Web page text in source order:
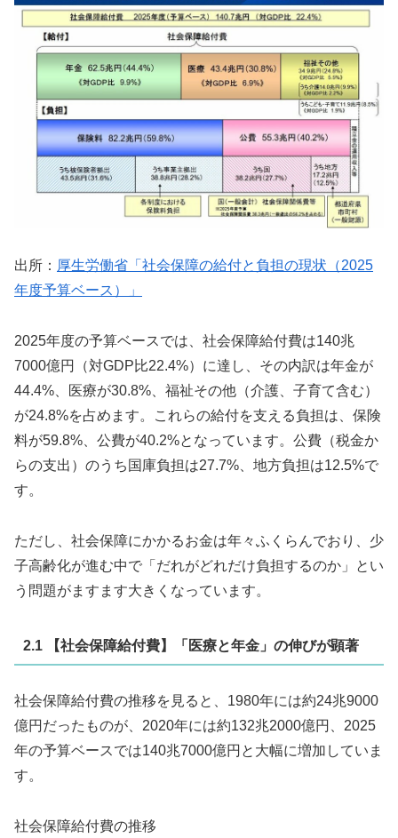
出所： 厚生労働省「社会保障の給付と負担の現状（2025
年度予算ベース）」
2025年度の予算ベースでは、社会保障給付費は140兆
7000億円（対GDP比22.4%）に達し、その内訳は年金が
44.4%、医療が30.8%、福祉その他（介護、子育て含む）
が24.8%を占めます。これらの給付を支える負担は、保険
料が59.8%、公費が40.2%となっています。公費（税金か
らの支出）のうち国庫負担は27.7%、地方負担は12.5%で
す。
ただし、社会保障にかかるお金は年々ふくらんでおり、少
子高齢化が進む中で「だれがどれだけ負担するのか」とい
う問題がますます大きくなっています。
2.1 【社会保障給付費】「医療と年金」の伸びが顕著
社会保障給付費の推移を見ると、1980年には約24兆9000
億円だったものが、2020年には約132兆2000億円、2025
年の予算ベースでは140兆7000億円と大幅に増加していま
す。
社会保障給付費の推移